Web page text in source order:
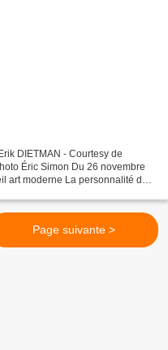
DIETMAN - Courtesy de
Éric Simon Du 26 novembre
art moderne La personnalité de
Page suivante >